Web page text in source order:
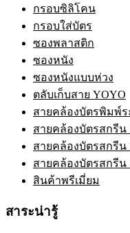
กรอบซิลิโคน
กรอบใส่บัตร
ซองพลาสติก
ซองหนัง
ซองหนังแบบห่วง
ตลับเก็บสาย YOYO
สายคล้องบัตรพิมพ์ร
สายคล้องบัตรสกรีน
สายคล้องบัตรสกรีน
สายคล้องบัตรสกรีน
สินค้าพรีเมี่ยม
สาระน่ารู้